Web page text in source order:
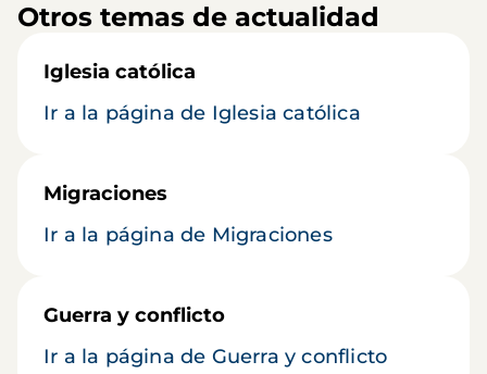
Otros temas de actualidad
Iglesia católica
Ir a la página de Iglesia católica
Migraciones
Ir a la página de Migraciones
Guerra y conflicto
Ir a la página de Guerra y conflicto